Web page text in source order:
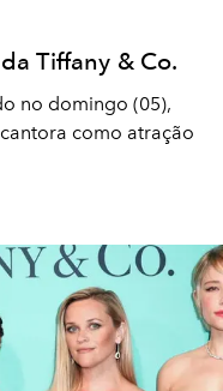
Tiffany & Co.
no domingo (05),
como atração